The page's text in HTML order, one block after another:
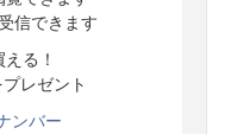
信できます
る！
レゼント
ンバー